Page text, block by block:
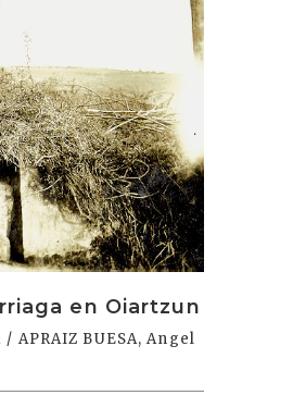
en Oiartzun
APRAIZ BUESA, Angel